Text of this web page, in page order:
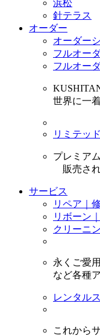
浜松
針テラス
オーダー
オーダー
フルオー
フルオー
世界に一
リミ
プレミア
販売さ
サービス
リペア｜
リボーン
クリーニ
永くご愛
など各種
レンタル
これから